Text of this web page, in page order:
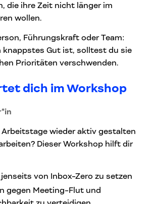
die ihre Zeit nicht länger im
wollen.
Führungskraft oder Team:
knappstes Gut ist, solltest du sie
Prioritäten verschwenden.
dich im Workshop
Arbeitstage wieder aktiv gestalten
Dieser Workshop hilft dir
von Inbox-Zero zu setzen
gegen Meeting-Flut und